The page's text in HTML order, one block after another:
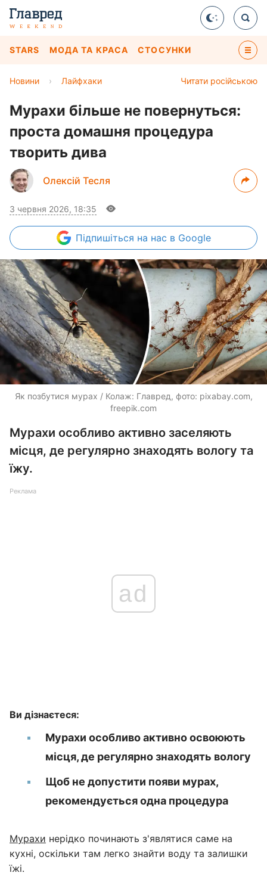
STARS МОДА ТА КРАСА СТОСУНКИ
Читати російською
Новини › Лайфхаки
Мурахи більше не повернуться:
проста домашня процедура
творить дива
Олексій Тесля
3 червня 2026, 18:35
Підпишіться на нас в Google
Як позбутися мурах / Колаж: Главред, фото: pixabay.com,
freepik.com
Мурахи особливо активно заселяють
місця, де регулярно знаходять вологу та
їжу.
Реклама
ad
Ви дізнаєтеся:
Мурахи особливо активно освоюють
місця, де регулярно знаходять вологу
Щоб не допустити появи мурах,
рекомендується одна процедура
Мурахи нерідко починають з'являтися саме на
кухні, оскільки там легко знайти воду та залишки
їжі.